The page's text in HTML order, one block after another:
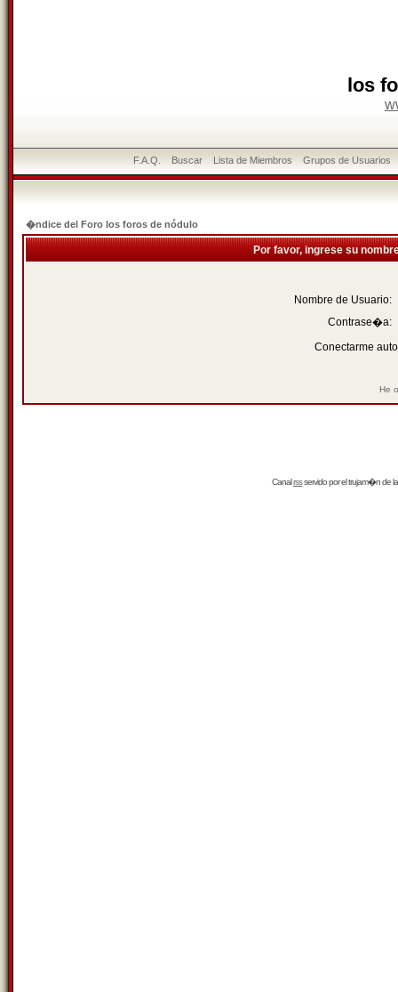
los
F.A.Q. Buscar Lista de Miembros Grupos de Usuarios
�ndice del Foro los foros de nódulo
Por favor, ingrese su
Nombre de Usuario:
Contrase�a:
Conectarme
He
Canalrssservido por eltrujam�nde